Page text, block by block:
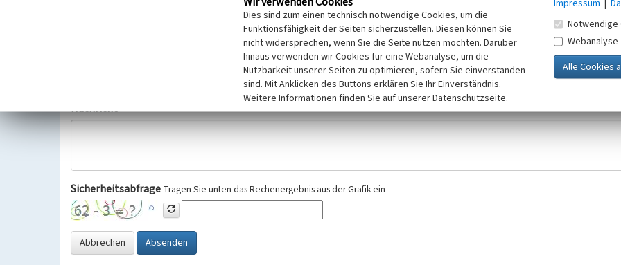
Wir bitten Sie um freiwillige Angabe Ihres Namens und Ihrer E-Mail-Adresse. Ihre Angaben werden ausschließlich im Rahmen der KuLaDig-
Selbstverständlich werden diese entsprechend der Vorschriften des Telemediengesetzes, des Datenschutzgesetzes NRW und der seit
Datenschutzgrundverordnung (EU-DSGVO) vertraulich behandelt, beachten Sie bitte unsere Hinweise zumDatenschutz
Nachricht
Sicherheitsabfrage Tragen Sie unten das Rechenergebnis aus der Grafik ein
Abbrechen Absenden
Dies sind zum einen technisch notwendige Cookies, um die
Funktionsfähigkeit der Seiten sicherzustellen. Diesen können Sie
nicht widersprechen, wenn Sie die Seite nutzen möchten. Darüber
hinaus verwenden wir Cookies für eine Webanalyse, um die
Nutzbarkeit unserer Seiten zu optimieren, sofern Sie einverstanden
sind. Mit Anklicken des Buttons erklären Sie Ihr Einverständnis.
Weitere Informationen finden Sie auf unserer Datenschutzseite.
Impressum |
Notwendige
Webanalyse